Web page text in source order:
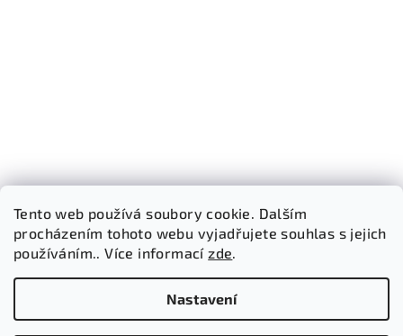
Tento web používá soubory cookie. Dalším
procházením tohoto webu vyjadřujete souhlas s jejich
používáním.. Více informacízde.
Nastavení
Copyright 2026Bricked Store. Všechna práva vyhrazena.